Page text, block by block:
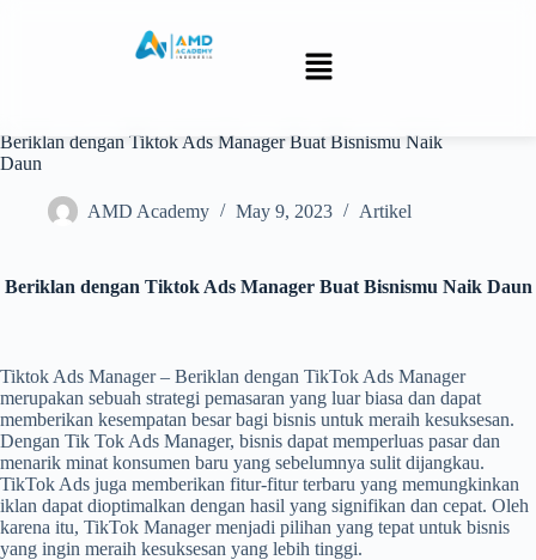
Beriklan dengan Tiktok Ads Manager Buat Bisnismu Naik
Daun
AMD Academy May 9, 2023 Artikel
Beriklan dengan Tiktok Ads Manager Buat Bisnismu Naik Daun
Tiktok Ads Manager – Beriklan dengan TikTok Ads Manager
merupakan sebuah strategi pemasaran yang luar biasa dan dapat
memberikan kesempatan besar bagi bisnis untuk meraih kesuksesan.
Dengan Tik Tok Ads Manager, bisnis dapat memperluas pasar dan
menarik minat konsumen baru yang sebelumnya sulit dijangkau.
TikTok Ads juga memberikan fitur-fitur terbaru yang memungkinkan
iklan dapat dioptimalkan dengan hasil yang signifikan dan cepat. Oleh
karena itu, TikTok Manager menjadi pilihan yang tepat untuk bisnis
yang ingin meraih kesuksesan yang lebih tinggi.